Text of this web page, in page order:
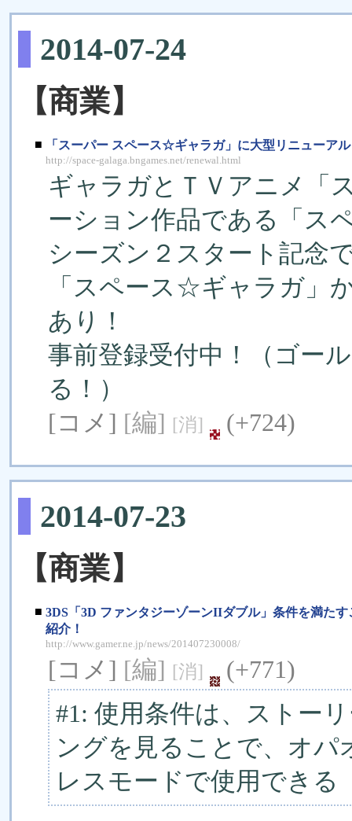
2014-07-24
【商業】
■ 「スーパー スペース☆ギャラガ」に大型リニューアル
http://space-galaga.bngames.net/renewal.html
ギャラガとＴＶアニメ「
ーション作品である「ス
シーズン２スタート記念
「スペース☆ギャラガ」
あり！
事前登録受付中！（ゴー
る！）
[コメ] [編] [消] (+724)
2014-07-23
【商業】
■ 3DS「3D ファンタジーゾーンIIダブル」条件を満た
紹介！
http://www.gamer.ne.jp/news/201407230008/
[コメ] [編] [消]
(+771)
#1: 使用条件は、ストー
ングを見ることで、オ
レスモードで使用できる